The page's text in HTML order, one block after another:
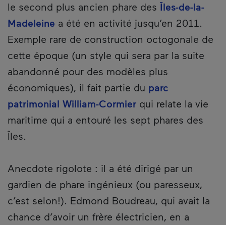
le second plus ancien phare des Îles-de-la-
Madeleine a été en activité jusqu’en 2011.
Exemple rare de construction octogonale de
cette époque (un style qui sera par la suite
abandonné pour des modèles plus
économiques), il fait partie du parc
patrimonial William-Cormier qui relate la vie
maritime qui a entouré les sept phares des
Îles.
Anecdote rigolote : il a été dirigé par un
gardien de phare ingénieux (ou paresseux,
c’est selon!). Edmond Boudreau, qui avait la
chance d’avoir un frère électricien, en a